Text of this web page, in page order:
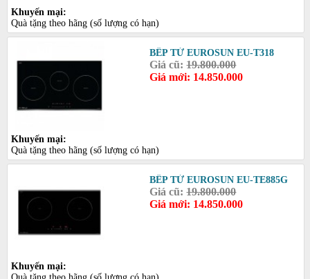
Khuyến mại:
Quà tặng theo hãng (số lượng có hạn)
BẾP TỪ EUROSUN EU-T318
Giá cũ:19.800.000
Giá mới: 14.850.000
Khuyến mại:
Quà tặng theo hãng (số lượng có hạn)
BẾP TỪ EUROSUN EU-TE885G
Giá cũ:19.800.000
Giá mới: 14.850.000
Khuyến mại: